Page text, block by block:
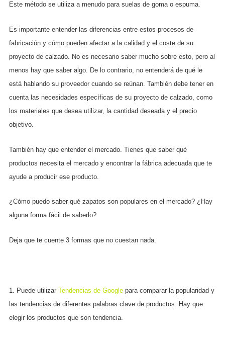
Este método se utiliza a menudo para suelas de goma o espuma.
Es importante entender las diferencias entre estos procesos de
fabricación y cómo pueden afectar a la calidad y el coste de su
proyecto de calzado. No es necesario saber mucho sobre esto, pero al
menos hay que saber algo. De lo contrario, no entenderá de qué le
está hablando su proveedor cuando se reúnan. También debe tener en
cuenta las necesidades específicas de su proyecto de calzado, como
los materiales que desea utilizar, la cantidad deseada y el precio
objetivo.
También hay que entender el mercado. Tienes que saber qué
productos necesita el mercado y encontrar la fábrica adecuada que te
ayude a producir ese producto.
¿Cómo puedo saber qué zapatos son populares en el mercado? ¿Hay
alguna forma fácil de saberlo?
Deja que te cuente 3 formas que no cuestan nada.
1. Puede utilizar Tendencias de Google para comparar la popularidad y
las tendencias de diferentes palabras clave de productos. Hay que
elegir los productos que son tendencia.